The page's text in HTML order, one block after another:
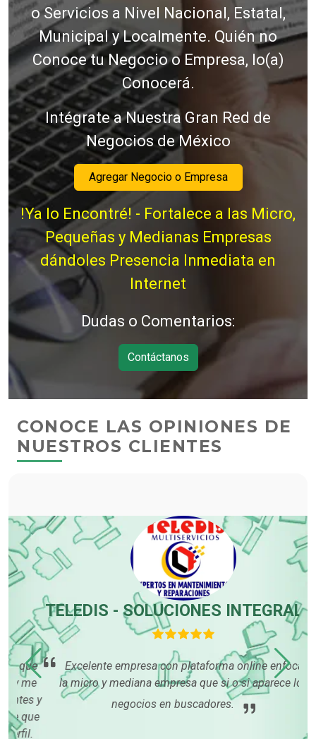
o Servicios a Nivel Nacional, Estatal,
Municipal y Localmente. Quién no
Conoce tu Negocio o Empresa, lo(a)
Conocerá.
Intégrate a Nuestra Gran Red de
Negocios de México
Agregar Negocio o Empresa
!Ya lo Encontré! - Fortalece a las Micro,
Pequeñas y Medianas Empresas
dándoles Presencia Inmediata en
Internet
Dudas o Comentarios:
Contáctanos
CONOCE LAS OPINIONES DE
NUESTROS CLIENTES
TELEDIS - SOLUCIONES INTEGRALES
Excelente empresa con plataforma online enfocada a
la micro y mediana empresa que si o si aparece los
negocios en buscadores.